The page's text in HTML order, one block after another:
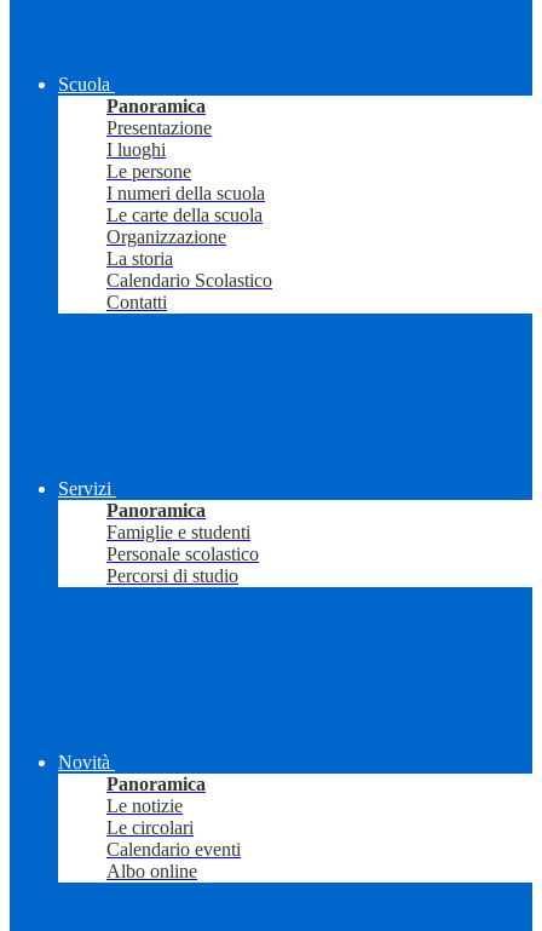
Scuola
Panoramica
Presentazione
I luoghi
Le persone
I numeri della scuola
Le carte della scuola
Organizzazione
La storia
Calendario Scolastico
Contatti
Servizi
Panoramica
Famiglie e studenti
Personale scolastico
Percorsi di studio
Novità
Panoramica
Le notizie
Le circolari
Calendario eventi
Albo online